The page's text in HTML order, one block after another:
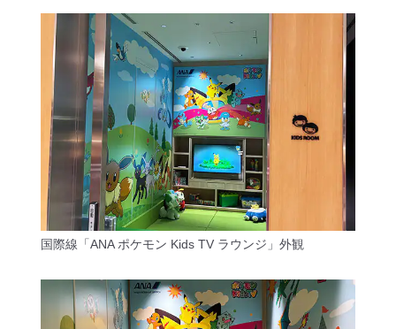
国際線「ANA ポケモン Kids TV ラウンジ」外観